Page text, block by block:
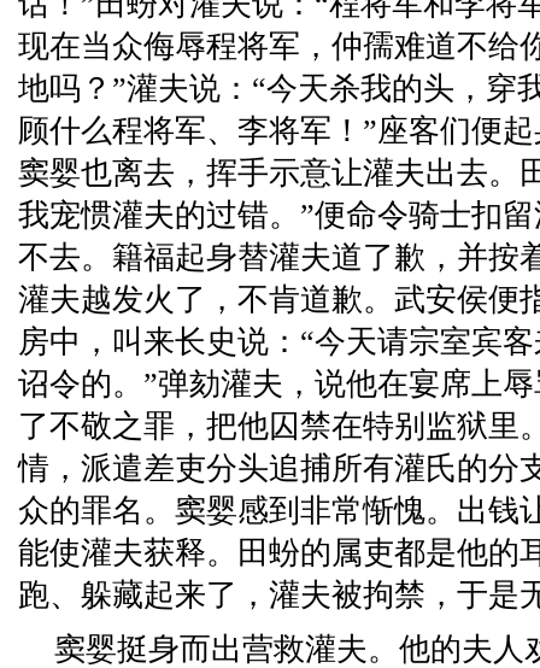
现在当众侮辱程将军，仲孺难道不给
地吗？”灌夫说：“今天杀我的头，穿
顾什么程将军、李将军！”座客们便
窦婴也离去，挥手示意让灌夫出去。
我宠惯灌夫的过错。”便命令骑士扣
不去。籍福起身替灌夫道了歉，并按
灌夫越发火了，不肯道歉。武安侯便
房中，叫来长史说：“今天请宗室宾
诏令的。”弹劾灌夫，说他在宴席上
了不敬之罪，把他囚禁在特别监狱里
情，派遣差吏分头追捕所有灌氏的分
众的罪名。窦婴感到非常惭愧。出钱
能使灌夫获释。田蚡的属吏都是他的
跑、躲藏起来了，灌夫被拘禁，于是
窦婴挺身而出营救灌夫。他的夫人